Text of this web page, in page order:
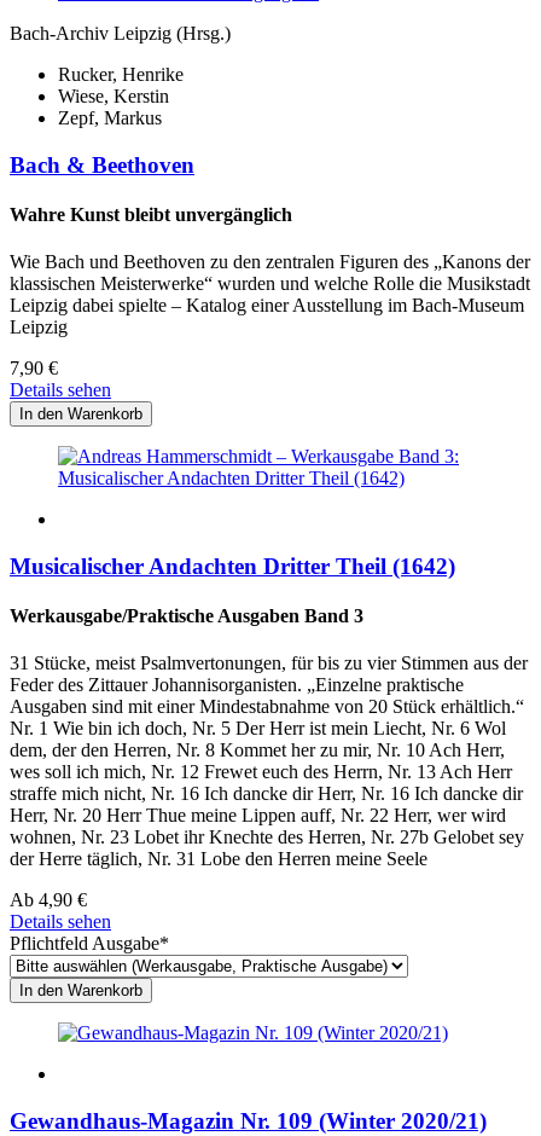
Bach-Archiv Leipzig (Hrsg.)
Rucker, Henrike
Wiese, Kerstin
Zepf, Markus
Bach & Beethoven
Wahre Kunst bleibt unvergänglich
Wie Bach und Beethoven zu den zentralen Figuren des „Kanons der
klassischen Meisterwerke“ wurden und welche Rolle die Musikstadt
Leipzig dabei spielte – Katalog einer Ausstellung im Bach-Museum
Leipzig
7,90 €
Details sehen
Musicalischer Andachten Dritter Theil (1642)
Werkausgabe/Praktische Ausgaben Band 3
31 Stücke, meist Psalmvertonungen, für bis zu vier Stimmen aus der
Feder des Zittauer Johannisorganisten. „Einzelne praktische
Ausgaben sind mit einer Mindestabnahme von 20 Stück erhältlich.“
Nr. 1 Wie bin ich doch, Nr. 5 Der Herr ist mein Liecht, Nr. 6 Wol
dem, der den Herren, Nr. 8 Kommet her zu mir, Nr. 10 Ach Herr,
wes soll ich mich, Nr. 12 Frewet euch des Herrn, Nr. 13 Ach Herr
straffe mich nicht, Nr. 16 Ich dancke dir Herr, Nr. 16 Ich dancke dir
Herr, Nr. 20 Herr Thue meine Lippen auff, Nr. 22 Herr, wer wird
wohnen, Nr. 23 Lobet ihr Knechte des Herren, Nr. 27b Gelobet sey
der Herre täglich, Nr. 31 Lobe den Herren meine Seele
Ab 4,90 €
Details sehen
Pflichtfeld Ausgabe*
Gewandhaus-Magazin Nr. 109 (Winter 2020/21)